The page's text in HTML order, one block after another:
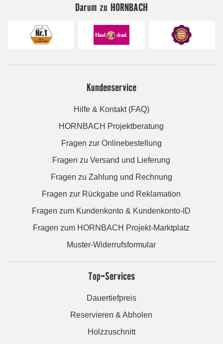
Darum zu HORNBACH
Kundenservice
Hilfe & Kontakt (FAQ)
HORNBACH Projektberatung
Fragen zur Onlinebestellung
Fragen zu Versand und Lieferung
Fragen zu Zahlung und Rechnung
Fragen zur Rückgabe und Reklamation
Fragen zum Kundenkonto & Kundenkonto-ID
Fragen zum HORNBACH Projekt-Marktplatz
Muster-Widerrufsformular
Top-Services
Dauertiefpreis
Reservieren & Abholen
Holzzuschnitt